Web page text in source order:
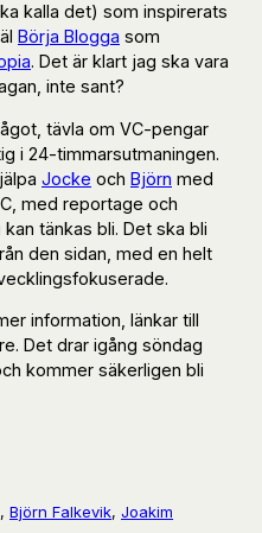
kalla det) som inspirerats
Börja Blogga som
. Det är klart jag ska vara
inte sant?
tävla om VC-pengar
i 24-timmarsutmaningen.
Jocke och Björn med
med reportage och
tänkas bli. Det ska bli
den sidan, med en helt
information, länkar till
Det drar igång söndag
kommer säkerligen bli
, Björn Falkevik, Joakim